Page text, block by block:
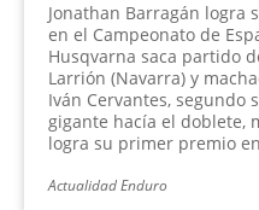
Jonathan Barragán logra
en el Campeonato de
Husqvarna saca partido
Larrión (Navarra) y
Iván Cervantes, segundo
gigante hacía el doblete,
logra su primer premio
Actualidad Enduro